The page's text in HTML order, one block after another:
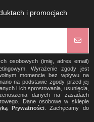
i promocjach
osobowych (imię, adres email)
Wyrażenie zgody jest
momencie bez wpływu na
na podstawie zgody przed jej
i ich sprostowania, usunięcia,
danych na zasadach
Dane osobowe w sklepie
Prywatności. Zachęcamy do